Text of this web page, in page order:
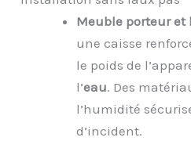
Meuble porteur et
une caisse
le poids de
l’eau. Des
l’humidité
d’incident.